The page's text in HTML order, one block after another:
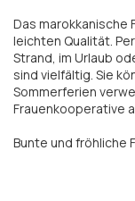
Das marokkanische
leichten Qualität.
Strand, im Urlaub
sind vielfältig. Sie
Sommerferien
Frauenkooperative
Bunte und fröhliche